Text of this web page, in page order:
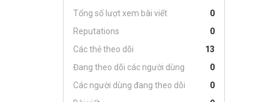
Tổng số lượt xem bài viết
0
Reputations
0
Các thẻ theo dõi
13
Đang theo dõi các người dùng
0
Các người dùng đang theo dõi
0